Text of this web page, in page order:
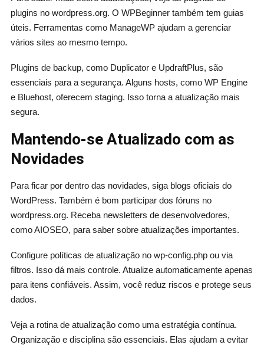
plugins no wordpress.org. O WPBeginner também tem guias
úteis. Ferramentas como ManageWP ajudam a gerenciar
vários sites ao mesmo tempo.
Plugins de backup, como Duplicator e UpdraftPlus, são
essenciais para a segurança. Alguns hosts, como WP Engine
e Bluehost, oferecem staging. Isso torna a atualização mais
segura.
Mantendo-se Atualizado com as
Novidades
Para ficar por dentro das novidades, siga blogs oficiais do
WordPress. Também é bom participar dos fóruns no
wordpress.org. Receba newsletters de desenvolvedores,
como AIOSEO, para saber sobre atualizações importantes.
Configure políticas de atualização no wp-config.php ou via
filtros. Isso dá mais controle. Atualize automaticamente apenas
para itens confiáveis. Assim, você reduz riscos e protege seus
dados.
Veja a rotina de atualização como uma estratégia contínua.
Organização e disciplina são essenciais. Elas ajudam a evitar